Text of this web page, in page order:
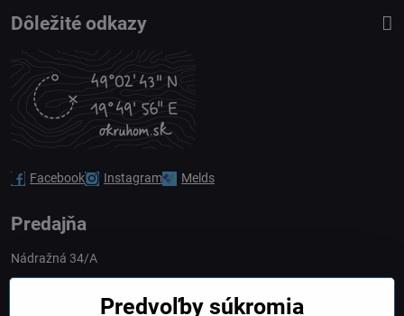
Dôležité odkazy
Facebook Instagram Melds
Predajňa
Nádražná 34/A
Predvoľby súkromia